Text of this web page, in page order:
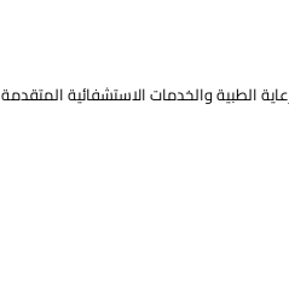
الطبية والخدمات الاستشفائية المتقدمة